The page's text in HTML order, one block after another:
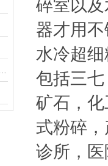
碎室以
器才用
水冷超
包括三
矿石，
式粉碎
诊所，